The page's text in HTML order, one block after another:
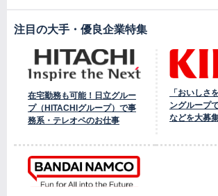
注目の大手・優良企業特集
在宅勤務も可能！日立グルー
プ（HITACHIグループ）で事
務系・テレオペのお仕事
「おいしさ
ングループ
などを大募